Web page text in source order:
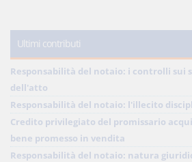
Ultimi contributi
Responsabilità del notaio: i controlli sui
dell'atto
Responsabilità del notaio: l'illecito
Credito privilegiato del promissario
bene promesso in vendita
Responsabilità del notaio: natura